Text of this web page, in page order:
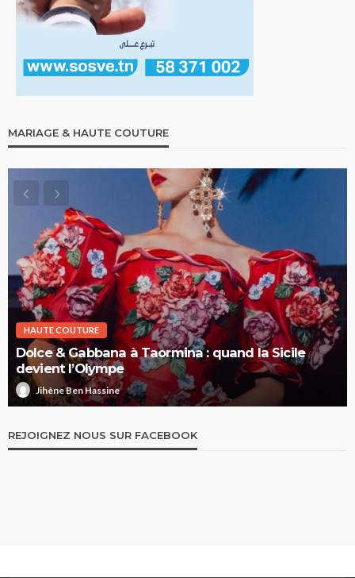
MARIAGE & HAUTE COUTURE
HAUTE COUTURE
Elie Saab Haute Couture Printemps-Été 2026 : la
nuit comme territoire de liberté
Jihène Ben Hassine
REJOIGNEZ NOUS SUR FACEBOOK